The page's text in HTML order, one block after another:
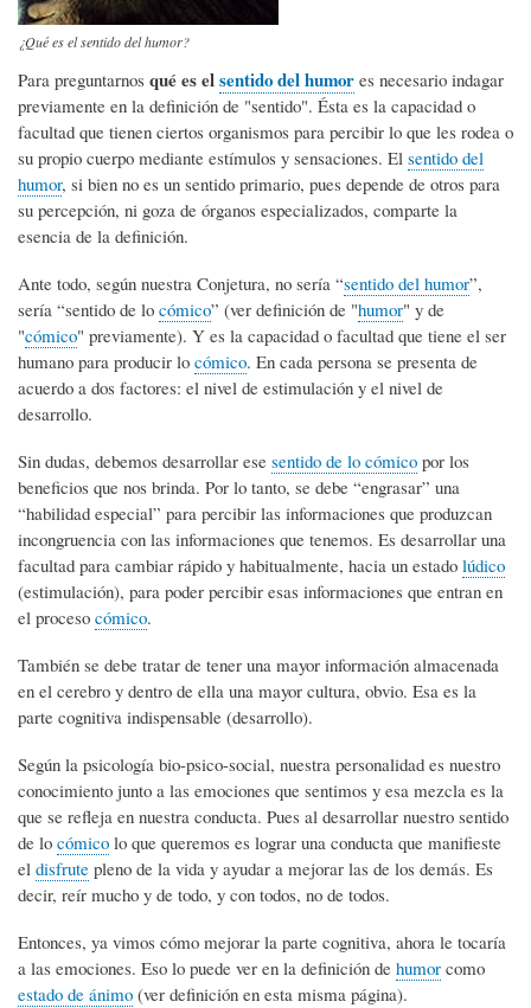
¿Qué es el sentido del humor?
Para preguntarnos qué es elsentido del humor es necesario indagar
previamente en la definición de "sentido". Ésta es la capacidad o
facultad que tienen ciertos organismos para percibir lo que les rodea o
su propio cuerpo mediante estímulos y sensaciones. El sentido del
humor, si bien no es un sentido primario, pues depende de otros para
su percepción, ni goza de órganos especializados, comparte la
esencia de la definición.
Ante todo, según nuestra Conjetura, no sería “sentido del humor”,
sería “sentido de lo cómico” (ver definición de "humor" y de
"cómico" previamente). Y es la capacidad o facultad que tiene el ser
humano para producir lo cómico. En cada persona se presenta de
acuerdo a dos factores: el nivel de estimulación y el nivel de
desarrollo.
Sin dudas, debemos desarrollar ese sentido de lo cómico por los
beneficios que nos brinda. Por lo tanto, se debe “engrasar” una
“habilidad especial” para percibir las informaciones que produzcan
incongruencia con las informaciones que tenemos. Es desarrollar una
facultad para cambiar rápido y habitualmente, hacia un estado lúdico
(estimulación), para poder percibir esas informaciones que entran en
el proceso cómico.
También se debe tratar de tener una mayor información almacenada
en el cerebro y dentro de ella una mayor cultura, obvio. Esa es la
parte cognitiva indispensable (desarrollo).
Según la psicología bio-psico-social, nuestra personalidad es nuestro
conocimiento junto a las emociones que sentimos y esa mezcla es la
que se refleja en nuestra conducta. Pues al desarrollar nuestro sentido
de lo cómico lo que queremos es lograr una conducta que manifieste
el disfrute pleno de la vida y ayudar a mejorar las de los demás. Es
decir, reír mucho y de todo, y con todos, no de todos.
Entonces, ya vimos cómo mejorar la parte cognitiva, ahora le tocaría
a las emociones. Eso lo puede ver en la definición de humor como
estado de ánimo (ver definición en esta misma página).